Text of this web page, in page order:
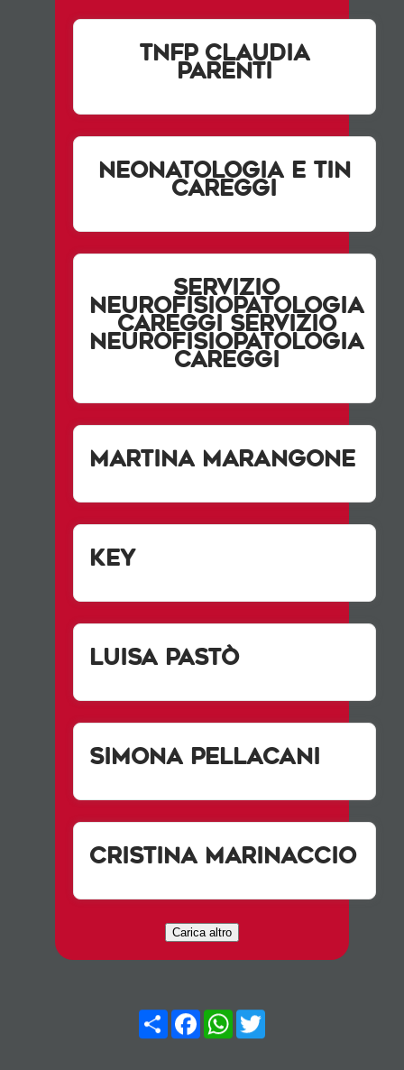
TNfp Claudia
Parenti
Neonatologia e TIN
Careggi
Servizio
Neurofisiopatologia
Careggi Servizio
Neurofisiopatologia
Careggi
Martina Marangone
Key
Luisa Pastò
Simona Pellacani
Cristina Marinaccio
Carica altro
CondividiFacebookWhatsApp
Twitter